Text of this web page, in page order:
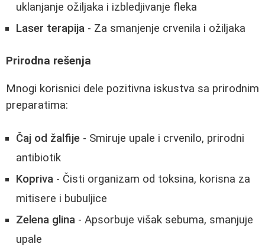
uklanjanje ožiljaka i izbledjivanje fleka
Laser terapija - Za smanjenje crvenila i ožiljaka
Prirodna rešenja
Mnogi korisnici dele pozitivna iskustva sa prirodnim
preparatima:
Čaj od žalfije - Smiruje upale i crvenilo, prirodni
antibiotik
Kopriva - Čisti organizam od toksina, korisna za
mitisere i bubuljice
Zelena glina - Apsorbuje višak sebuma, smanjuje
upale